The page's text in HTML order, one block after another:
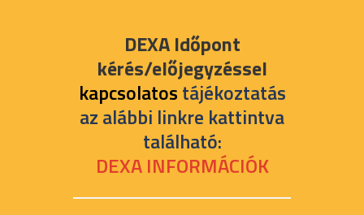
DEXA Időpont
kérés/előjegyzéssel
kapcsolatostájékoztatás
az alábbi linkre kattintva
található:
DEXA INFORMÁCIÓK